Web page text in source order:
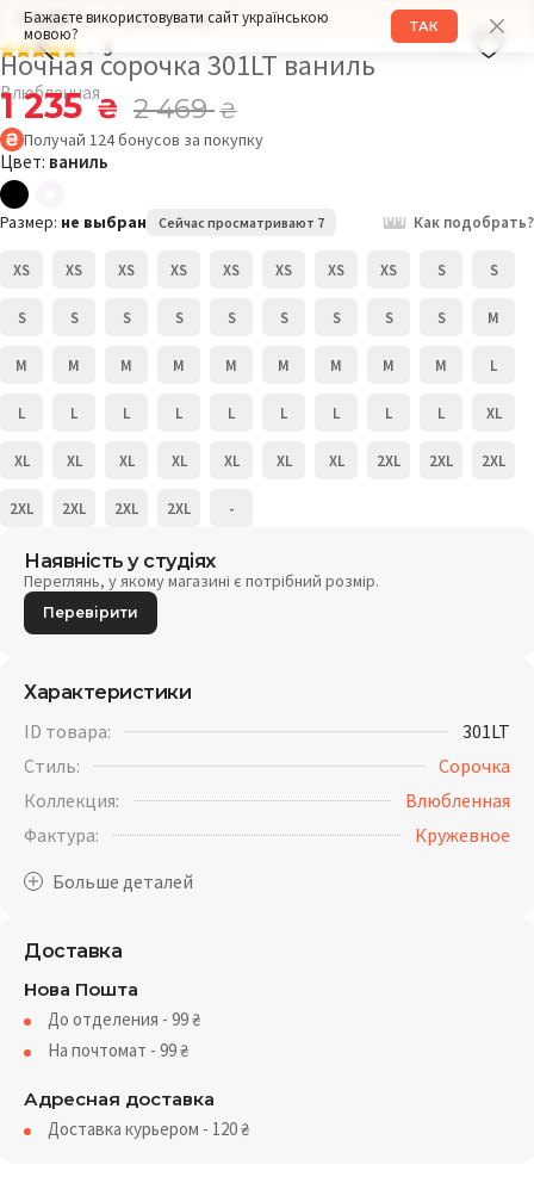
Бажаєте використовувати сайт українською
мовою?
ТАК
РАЗМЕР: L РОСТ: 170СМ
5
Ночная сорочка 301LT ваниль
Влюбленная
1 235 ₴ 2 469₴
Получай 124бонусов за покупку
Цвет: ваниль
Размер: не выбран Сейчас просматривают 7 Как подобрать?
XS XS XS XS XS XS XS XS S S
S S S S S S S S S M
M M M M M M M M M L
L L L L L L L L L XL
XL XL XL XL XL XL XL 2XL 2XL 2XL
2XL 2XL 2XL 2XL -
Наявність у студіях
Переглянь, у якому магазині є потрібний розмір.
Перевірити
Характеристики
ID товара:
301LT
Стиль:
Сорочка
Коллекция:
Влюбленная
Фактура:
Кружевное
Доставка
Нова Пошта
До отделения - 99₴
На почтомат - 99₴
Адресная доставка
Доставка курьером - 120₴